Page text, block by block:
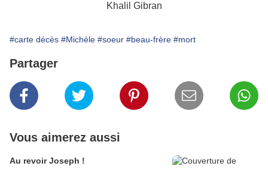
Khalil Gibran
#carte décès #Michèle #soeur #beau-frère #mort
Partager
Vous aimerez aussi
Au revoir Joseph !